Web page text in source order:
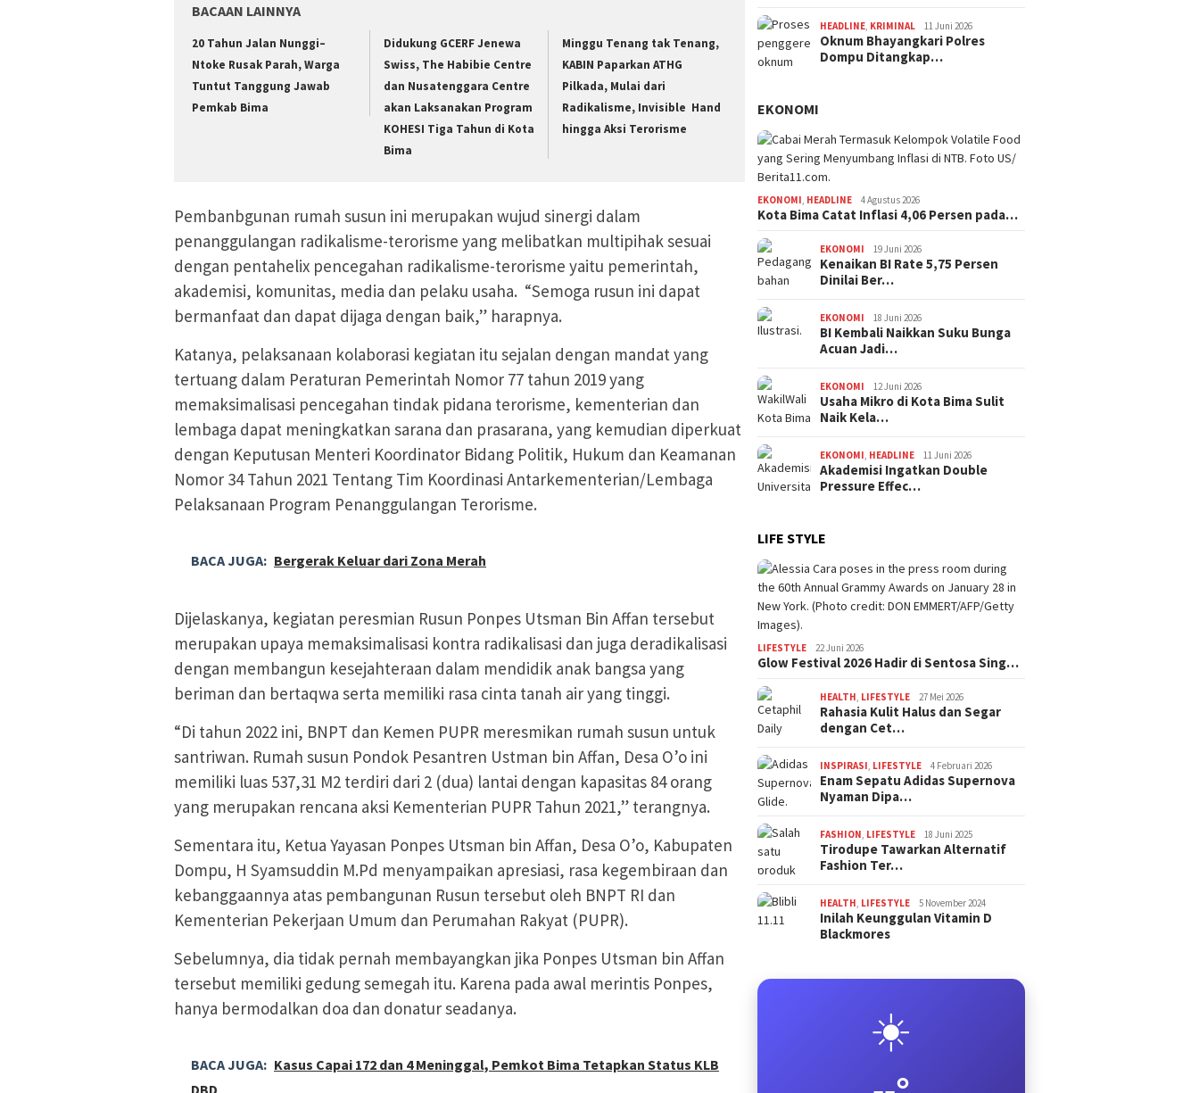
BACAAN LAINNYA
20 Tahun Jalan Nunggi–
Ntoke Rusak Parah, Warga
Tuntut Tanggung Jawab
Pemkab Bima
Didukung GCERF Jenewa
Swiss, The Habibie Centre
dan Nusatenggara Centre
akan Laksanakan Program
KOHESI Tiga Tahun di Kota
Bima
Minggu Tenang tak Tenang,
KABIN Paparkan ATHG
Pilkada, Mulai dari
Radikalisme, Invisible Hand
hingga Aksi Terorisme
Pembanbgunan rumah susun ini merupakan wujud sinergi dalam
penanggulangan radikalisme-terorisme yang melibatkan multipihak sesuai
dengan pentahelix pencegahan radikalisme-terorisme yaitu pemerintah,
akademisi, komunitas, media dan pelaku usaha. “Semoga rusun ini dapat
bermanfaat dan dapat dijaga dengan baik,” harapnya.
Katanya, pelaksanaan kolaborasi kegiatan itu sejalan dengan mandat yang
tertuang dalam Peraturan Pemerintah Nomor 77 tahun 2019 yang
memaksimalisasi pencegahan tindak pidana terorisme, kementerian dan
lembaga dapat meningkatkan sarana dan prasarana, yang kemudian diperkuat
dengan Keputusan Menteri Koordinator Bidang Politik, Hukum dan Keamanan
Nomor 34 Tahun 2021 Tentang Tim Koordinasi Antarkementerian/Lembaga
Pelaksanaan Program Penanggulangan Terorisme.
BACA JUGA: Bergerak Keluar dari Zona Merah
Dijelaskanya, kegiatan peresmian Rusun Ponpes Utsman Bin Affan tersebut
merupakan upaya memaksimalisasi kontra radikalisasi dan juga deradikalisasi
dengan membangun kesejahteraan dalam mendidik anak bangsa yang
beriman dan bertaqwa serta memiliki rasa cinta tanah air yang tinggi.
“Di tahun 2022 ini, BNPT dan Kemen PUPR meresmikan rumah susun untuk
santriwan. Rumah susun Pondok Pesantren Ustman bin Affan, Desa O’o ini
memiliki luas 537,31 M2 terdiri dari 2 (dua) lantai dengan kapasitas 84 orang
yang merupakan rencana aksi Kementerian PUPR Tahun 2021,” terangnya.
Sementara itu, Ketua Yayasan Ponpes Utsman bin Affan, Desa O’o, Kabupaten
Dompu, H Syamsuddin M.Pd menyampaikan apresiasi, rasa kegembiraan dan
kebanggaannya atas pembangunan Rusun tersebut oleh BNPT RI dan
Kementerian Pekerjaan Umum dan Perumahan Rakyat (PUPR).
Sebelumnya, dia tidak pernah membayangkan jika Ponpes Utsman bin Affan
tersebut memiliki gedung semegah itu. Karena pada awal merintis Ponpes,
hanya bermodalkan doa dan donatur seadanya.
BACA JUGA: Kasus Capai 172 dan 4 Meninggal, Pemkot Bima Tetapkan Status KLB
HEADLINE, KRIMINAL 11 Juni 2026
Oknum Bhayangkari Polres
Dompu Ditangkap…
EKONOMI
EKONOMI, HEADLINE 4 Agustus 2026
Kota Bima Catat Inflasi 4,06 Persen pada…
EKONOMI 19 Juni 2026
Kenaikan BI Rate 5,75 Persen
Dinilai Ber…
EKONOMI 18 Juni 2026
BI Kembali Naikkan Suku Bunga
Acuan Jadi…
EKONOMI 12 Juni 2026
Usaha Mikro di Kota Bima Sulit
Naik Kela…
EKONOMI, HEADLINE 11 Juni 2026
Akademisi Ingatkan Double
Pressure Effec…
LIFE STYLE
LIFESTYLE 22 Juni 2026
Glow Festival 2026 Hadir di Sentosa Sing…
HEALTH, LIFESTYLE 27 Mei 2026
Rahasia Kulit Halus dan Segar
dengan Cet…
INSPIRASI, LIFESTYLE 4 Februari 2026
Enam Sepatu Adidas Supernova
Nyaman Dipa…
FASHION, LIFESTYLE 18 Juni 2025
Tirodupe Tawarkan Alternatif
Fashion Ter…
HEALTH, LIFESTYLE 5 November 2024
Inilah Keunggulan Vitamin D
Blackmores
☀️